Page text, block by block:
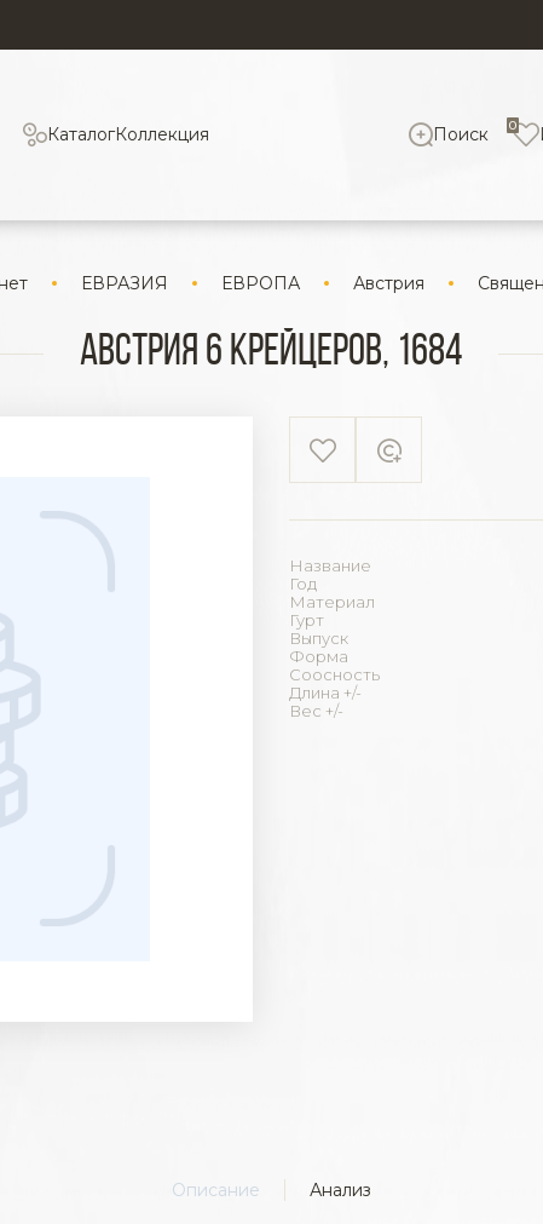
КаталогКоллекция Поиск 0
ЕВРАЗИЯ ЕВРОПА Австрия
Австрия 6 крейцеров, 1684
Название
Год
Материал
Гурт
Выпуск
Форма
Соосность
Длина +/-
Вес +/-
Описание Анализ